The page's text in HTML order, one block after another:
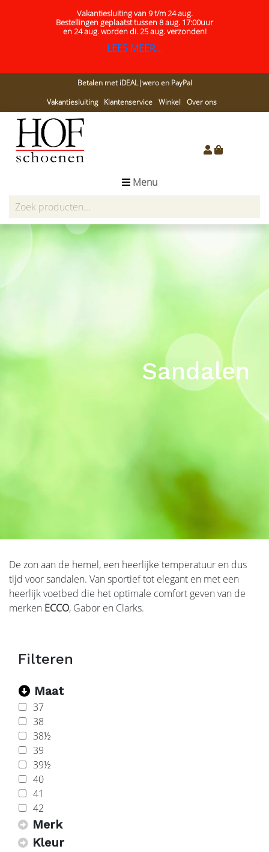
Vakantiesluiting van 9 t/m 24 aug.
Bestellingen geplaatst tussen 8 aug. 17:00uur
en 24 aug.worden di. 25 aug. verzonden!
LEES MEER...
Betalen met iDEAL|wero en PayPal
Vakantiesluiting
Klantenservice Winkel Over ons
Menu
Sandalen
De zon aan de hemel, een heerlijke temperatuur en dus
tijd voor sandalen. Van sportief tot elegant en met een
heerlijk voetbed die het optimale comfort geven van de
merken ECCO, Gabor en Clarks.
Maat
37
38
38½
39
39½
40
41
42
Merk
Kleur